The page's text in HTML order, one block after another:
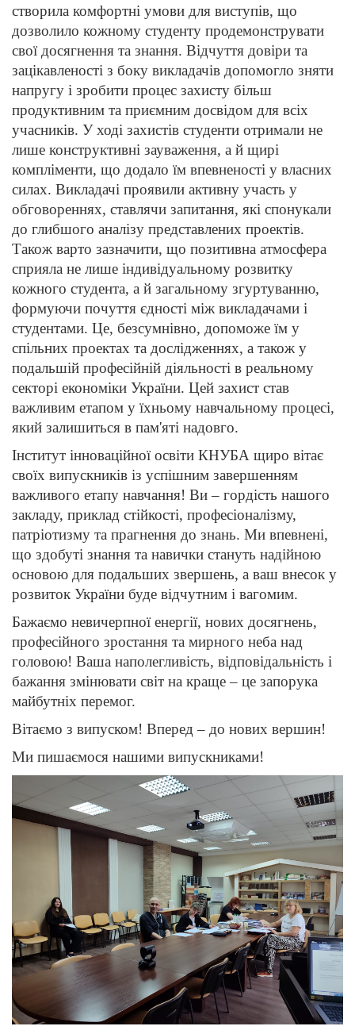
створила комфортні умови для виступів, що
дозволило кожному студенту продемонструвати
свої досягнення та знання. Відчуття довіри та
зацікавленості з боку викладачів допомогло зняти
напругу і зробити процес захисту більш
продуктивним та приємним досвідом для всіх
учасників. У ході захистів студенти отримали не
лише конструктивні зауваження, а й щирі
компліменти, що додало їм впевненості у власних
силах. Викладачі проявили активну участь у
обговореннях, ставлячи запитання, які спонукали
до глибшого аналізу представлених проектів.
Також варто зазначити, що позитивна атмосфера
сприяла не лише індивідуальному розвитку
кожного студента, а й загальному згуртуванню,
формуючи почуття єдності між викладачами і
студентами. Це, безсумнівно, допоможе їм у
спільних проектах та дослідженнях, а також у
подальшій професійній діяльності в реальному
секторі економіки України. Цей захист став
важливим етапом у їхньому навчальному процесі,
який залишиться в пам'яті надовго.
Інститут інноваційної освіти КНУБА щиро вітає
своїх випускників із успішним завершенням
важливого етапу навчання! Ви – гордість нашого
закладу, приклад стійкості, професіоналізму,
патріотизму та прагнення до знань. Ми впевнені,
що здобуті знання та навички стануть надійною
основою для подальших звершень, а ваш внесок у
розвиток України буде відчутним і вагомим.
Бажаємо невичерпної енергії, нових досягнень,
професійного зростання та мирного неба над
головою! Ваша наполегливість, відповідальність і
бажання змінювати світ на краще – це запорука
майбутніх перемог.
Вітаємо з випуском! Вперед – до нових вершин!
Ми пишаємося нашими випускниками!